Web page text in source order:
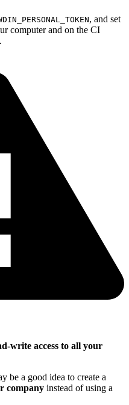
, and set
computer and on the CI
write access to all your
be a good idea to create a
company instead of using a